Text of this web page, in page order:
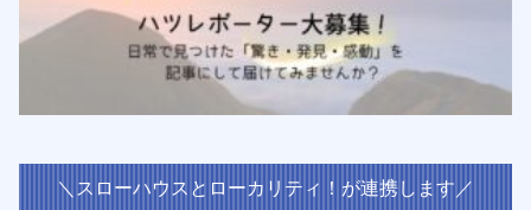
＼スローハウスとローカリティ！が連携します／